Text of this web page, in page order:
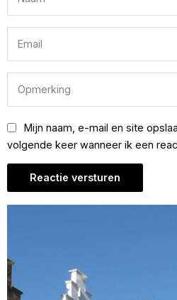
Mijn naam, e-mail en site
volgende keer wanneer ik een